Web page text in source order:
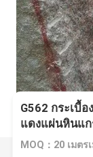
G562 กระเบื้
แดงแผ่นหินแ